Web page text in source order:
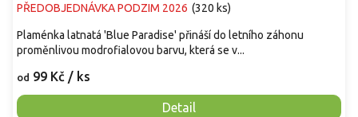
PŘEDOBJEDNÁVKA PODZIM 2026 (320 ks)
od 99 Kč / ks
Detail
Plaménka latnatá 'Blue Paradise' přináší do letního záhonu
proměnlivou modrofialovou barvu, která se v...